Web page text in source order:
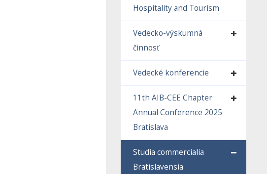
Hospitality and Tourism
Vedecko-výskumná
činnosť
Vedecké konferencie
11th AIB-CEE Chapter
Annual Conference 2025
Bratislava
Studia commercialia
Bratislavensia